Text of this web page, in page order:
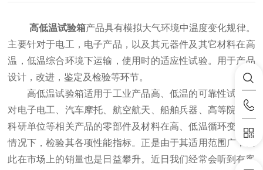
高低温试验箱产品具有模拟大气环境中温度变化规律。
主要针对于电工，电子产品，以及其元器件及其它材料在高
温，低温综合环境下运输，使用时的适应性试验。用于产品
设计，改进，鉴定及检验等环节。
高低温试验箱适用于工业产品高、低温的可靠性试验。
对电子电工、汽车摩托、航空航天、船舶兵器、高等院校、
科研单位等相关产品的零部件及材料在高、低温循环变化的
情况下，检验其各项性能指标。正是由于其适用范围广，因
此在市场上的销量也是日益攀升。近日我们经常会听到有客